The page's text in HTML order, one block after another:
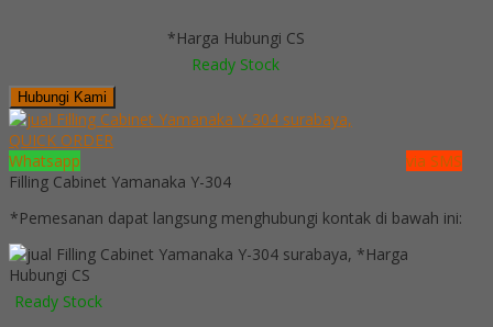
*Harga Hubungi CS
Ready Stock
Hubungi Kami
QUICK ORDER
Whatsapp
via SMS
Filling Cabinet Yamanaka Y-304
*Pemesanan dapat langsung menghubungi kontak di bawah ini:
*Harga
Hubungi CS
Ready Stock